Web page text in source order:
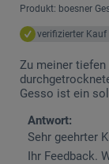
Produkt: boesner
verifizierter Kauf
Zu meiner
Gesso ist ein
Antwort:
Sehr geehrter
Ihr Feedback.